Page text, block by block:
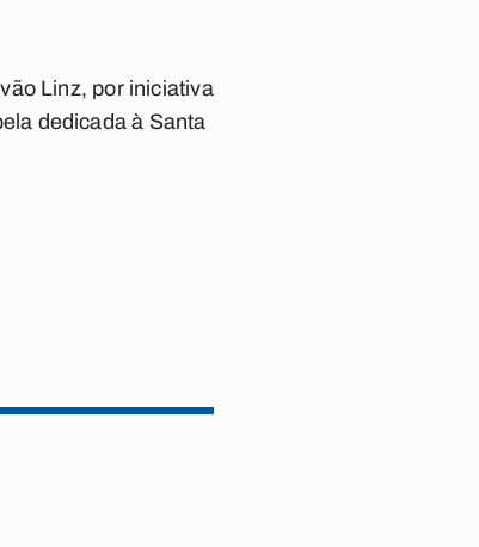
Linz, por iniciativa
dedicada à Santa